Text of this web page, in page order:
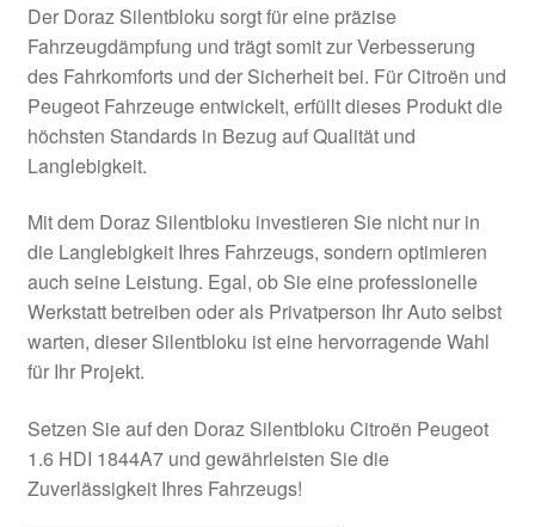
Mein Konto
Über uns
Warenkorb
Weltweiter Versand
Zahlungen
Der Doraz Silentbloku sorgt für eine präzise
Fahrzeugdämpfung und trägt somit zur Verbesserung
des Fahrkomforts und der Sicherheit bei. Für Citroën und
Peugeot Fahrzeuge entwickelt, erfüllt dieses Produkt die
höchsten Standards in Bezug auf Qualität und
Langlebigkeit.
Mit dem Doraz Silentbloku investieren Sie nicht nur in
die Langlebigkeit Ihres Fahrzeugs, sondern optimieren
auch seine Leistung. Egal, ob Sie eine professionelle
Werkstatt betreiben oder als Privatperson Ihr Auto selbst
warten, dieser Silentbloku ist eine hervorragende Wahl
für Ihr Projekt.
Setzen Sie auf den Doraz Silentbloku Citroën Peugeot
1.6 HDI 1844A7 und gewährleisten Sie die
Zuverlässigkeit Ihres Fahrzeugs!